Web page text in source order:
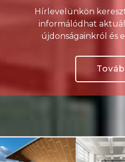
Hírlevelünkön
informálódhat
újdonságainkról és